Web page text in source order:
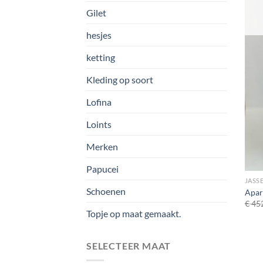
Gilet
hesjes
ketting
Kleding op soort
Lofina
Loints
Merken
Papucei
Schoenen
Topje op maat gemaakt.
SELECTEER MAAT
€